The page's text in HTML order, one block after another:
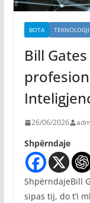
BOTA TEKNOLOGJI
Bill
26/06/2026
Shpërndaje
ShpërndajeBill
sipas tij, do t’i